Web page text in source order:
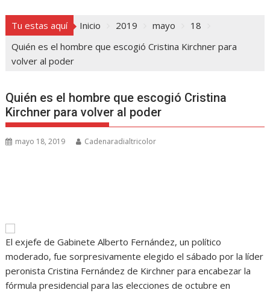
Tu estas aquí Inicio 2019 mayo
18
Quién es el hombre que escogió Cristina Kirchner para
volver al poder
Quién es el hombre que escogió Cristina
Kirchner para volver al poder
mayo 18, 2019 Cadenaradialtricolor
El exjefe de Gabinete Alberto Fernández, un político
moderado, fue sorpresivamente elegido el sábado por la líder
peronista Cristina Fernández de Kirchner para encabezar la
fórmula presidencial para las elecciones de octubre en